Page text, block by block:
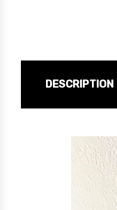
DESCRIPTION